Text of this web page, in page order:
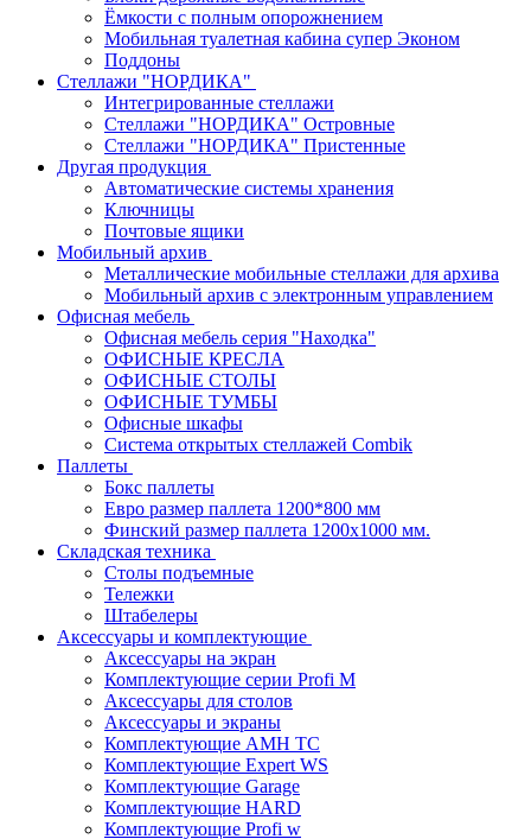
Ёмкости с полным опорожнением
Мобильная туалетная кабина супер Эконом
Поддоны
Стеллажи "НОРДИКА"
Интегрированные стеллажи
Стеллажи "НОРДИКА" Островные
Стеллажи "НОРДИКА" Пристенные
Другая продукция
Автоматические системы хранения
Ключницы
Почтовые ящики
Мобильный архив
Металлические мобильные стеллажи для архива
Мобильный архив с электронным управлением
Офисная мебель
Офисная мебель серия "Находка"
ОФИСНЫЕ КРЕСЛА
ОФИСНЫЕ СТОЛЫ
ОФИСНЫЕ ТУМБЫ
Офисные шкафы
Система открытых стеллажей Combik
Паллеты
Бокс паллеты
Евро размер паллета 1200*800 мм
Финский размер паллета 1200х1000 мм.
Складская техника
Столы подъемные
Тележки
Штабелеры
Аксессуары и комплектующие
Аксессуары на экран
Комплектующие серии Profi M
Аксессуары для столов
Аксессуары и экраны
Комплектующие AMH TC
Комплектующие Expert WS
Комплектующие Garage
Комплектующие HARD
Комплектующие Profi w